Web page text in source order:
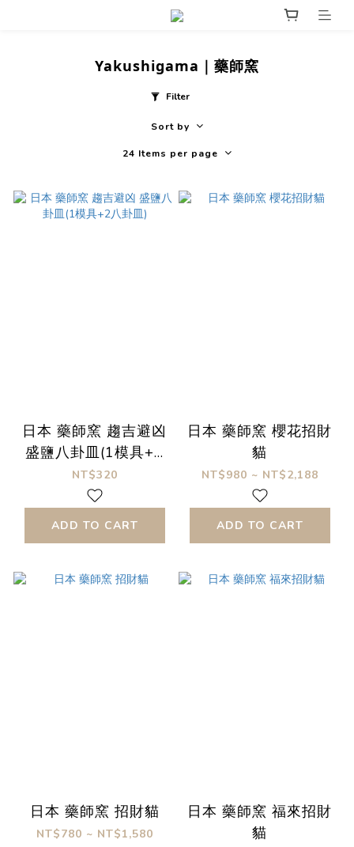
Yakushigama｜藥師窯
Filter
Sort by
24 Items per page
日本 藥師窯 趨吉避凶
盛鹽八卦皿(1模具+2
八卦皿)
NT$320
ADD TO CART
日本 藥師窯 櫻花招財
貓
NT$980 ~ NT$2,188
ADD TO CART
日本 藥師窯 招財貓
NT$780 ~ NT$1,580
日本 藥師窯 福來招財
貓